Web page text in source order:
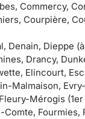
Commercy,
Courpière,
Denain, Dieppe
Drancy,
Elincourt,
Malmaison,
Mérogis